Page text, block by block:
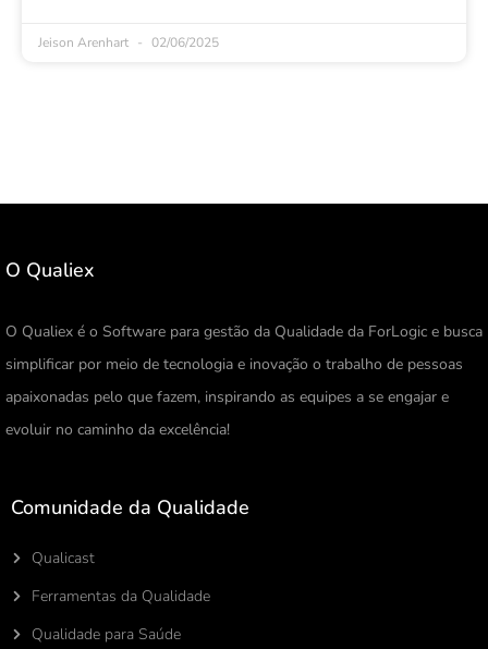
Jeison Arenhart 02/06/2025
O Qualiex
O Qualiex é o Software para gestão da Qualidade da ForLogic e busca
simplificar por meio de tecnologia e inovação o trabalho de pessoas
apaixonadas pelo que fazem, inspirando as equipes a se engajar e
evoluir no caminho da excelência!
Comunidade da Qualidade
Qualicast
Ferramentas da Qualidade
Qualidade para Saúde